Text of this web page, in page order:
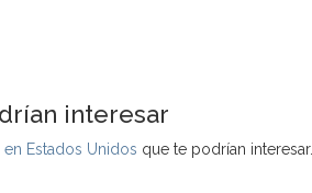
interesar
en Estados Unidos que te podrían interesar.